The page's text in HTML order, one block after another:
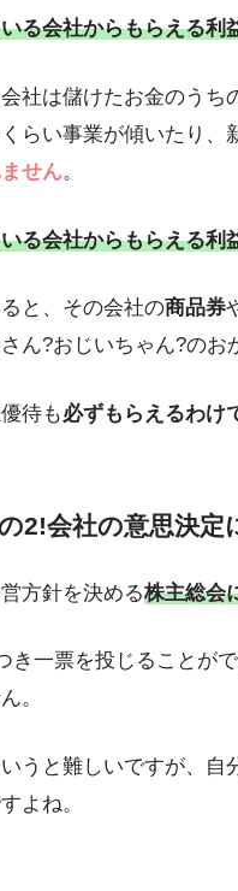
る会社からもらえる利
社は儲けたお金のうち
らい事業が傾いたり、
せん。
る会社からもらえる利
と、その会社の商品券
ん?おじいちゃん?のお
待も必ずもらえるわけ
2!会社の意思決定
方針を決める株主総会
き一票を投じることが
。
うと難しいですが、
よね。